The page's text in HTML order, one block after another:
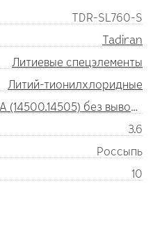
TDR-SL760-S
Tadiran
Литиевые спецэлементы
Литий-тионилхлоридные
AA (14500.14505) без выводов
3.6
Россыпь
10